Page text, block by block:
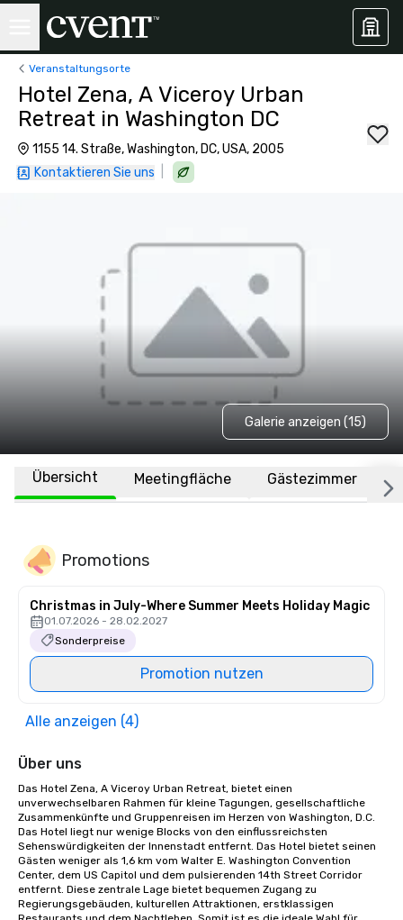
Veranstaltungsorte
Hotel Zena, A Viceroy Urban
Retreat in Washington DC
1155 14. Straße, Washington, DC, USA, 2005
Kontaktieren Sie uns
Galerie anzeigen (15)
Übersicht Meetingfläche Gästezimmer
Promotions
Christmas in July-Where Summer Meets Holiday Magic
01.07.2026 - 28.02.2027
Sonderpreise
Promotion nutzen
Alle anzeigen (4)
Über uns
Das Hotel Zena, A Viceroy Urban Retreat, bietet einen
unverwechselbaren Rahmen für kleine Tagungen, gesellschaftliche
Zusammenkünfte und Gruppenreisen im Herzen von Washington, D.C.
Das Hotel liegt nur wenige Blocks von den einflussreichsten
Sehenswürdigkeiten der Innenstadt entfernt. Das Hotel bietet seinen
Gästen weniger als 1,6 km vom Walter E. Washington Convention
Center, dem US Capitol und dem pulsierenden 14th Street Corridor
entfernt. Diese zentrale Lage bietet bequemen Zugang zu
Regierungsgebäuden, kulturellen Attraktionen, erstklassigen